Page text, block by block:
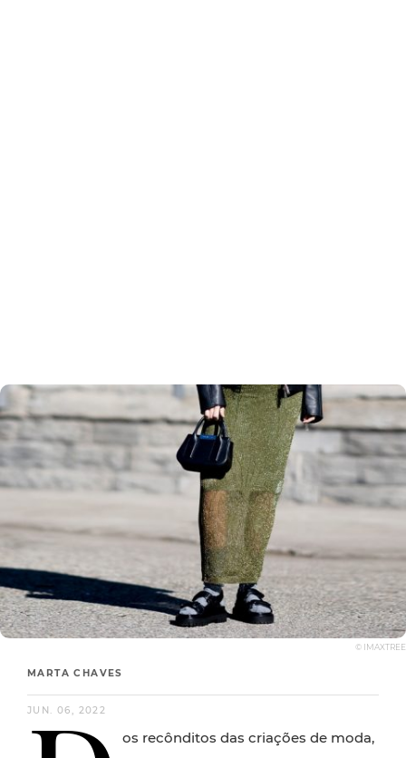
© IMAXTREE
MARTA CHAVES
JUN. 06, 2022
os recônditos das criações de moda,